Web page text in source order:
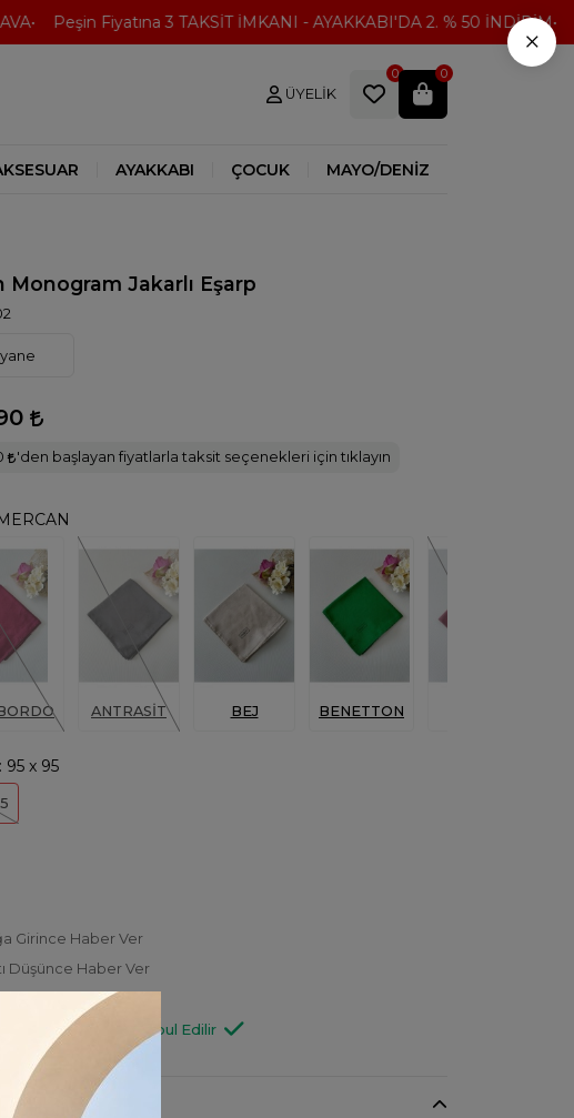
Peşin Fiyatına 3 TAKSİT İMKANI - AYAKKABI'DA 2. % 50 İNDİRİM
ÜYELIK
0 0
AYAKKABI ÇOCUK MAYO/DENİZ
Monogram Jakarlı Eşarp
'den başlayan fiyatlarla taksit seçenekleri için tıklayın
ANTRASİT BEJ BENETTON
95 x 95
Girince Haber Ver
Düşünce Haber Ver
MON00221
Değişim Kabul Edilir
×